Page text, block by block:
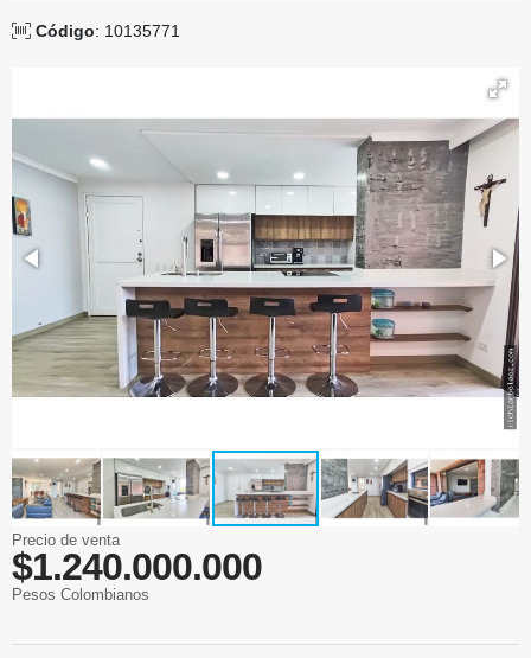
Código: 10135771
Precio de venta
$1.240.000.000
Pesos Colombianos